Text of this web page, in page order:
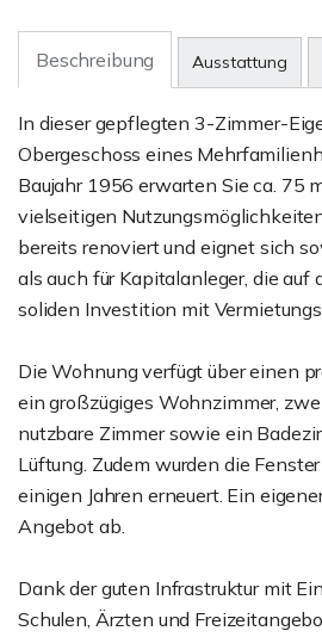
Beschreibung Ausstattung
In dieser gepflegten 3-Zimmer-
Obergeschoss eines
Baujahr 1956 erwarten Sie ca. 75
vielseitigen
bereits renoviert und eignet sich
als auch für Kapitalanleger, die auf
soliden Investition mit
Die Wohnung verfügt über einen
ein großzügiges Wohnzimmer,
nutzbare Zimmer sowie ein
Lüftung. Zudem wurden die
einigen Jahren erneuert. Ein
Angebot ab.
Dank der guten Infrastruktur mit
Schulen, Ärzten und